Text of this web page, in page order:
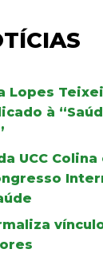
Lopes
à
UCC Colina